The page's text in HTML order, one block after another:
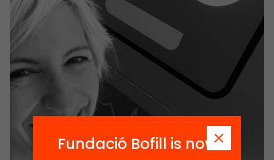
Fundació Bofill is now